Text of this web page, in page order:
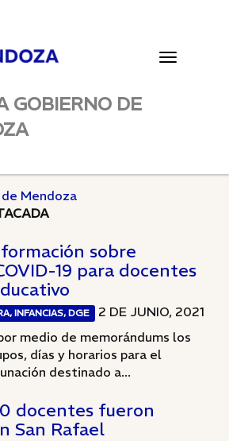
Toggle
GOBIERNO DE
Mendoza
sobre
19 para docentes
INFANCIAS, DGE
2 DE JUNIO, 2021
medio de memorándums los
días y horarios para el
destinado a...
docentes fueron
San Rafael